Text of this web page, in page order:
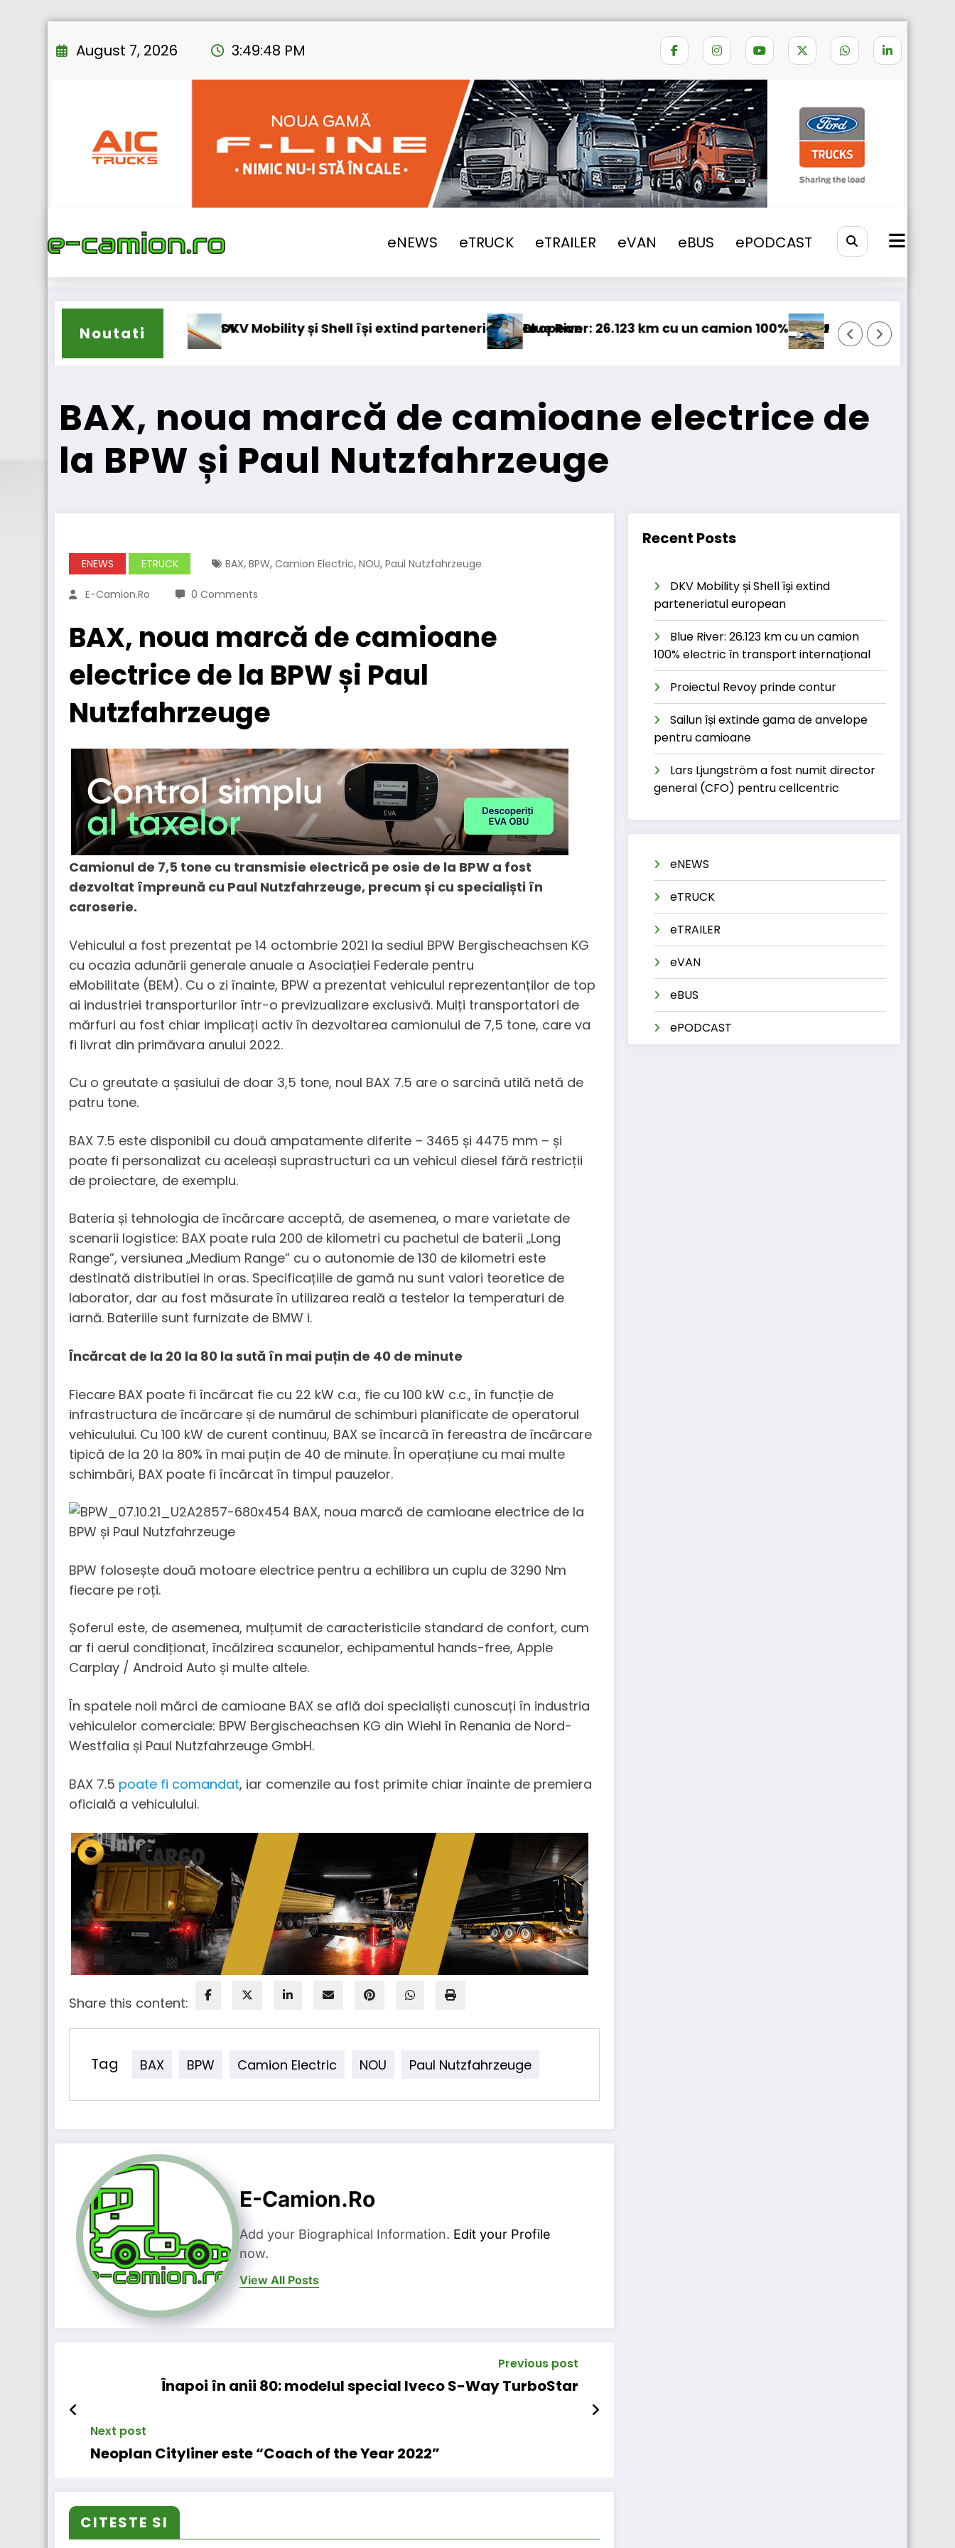
to
August 7, 2026 3:49:49 PM
eNEWS eTRUCK eTRAILER eVAN eBUS ePODCAST
BAX, noua marcă de camioane electrice de la BPW și Paul Nutzfahrzeuge
Noutati
DKV Mobility și Shell își extind parteneriatul europeanBlue River: 26.123 km cu un camion 100% electric în transport internațional
Proiectul Revoy prinde contur Sailun își
BAX, noua marcă de camioane electrice de
la BPW și Paul Nutzfahrzeuge
ENEWS ETRUCK BAX, BPW, Camion Electric, NOU, Paul Nutzfahrzeuge
E-Camion.ro 0 Comments
BAX, noua marcă de camioane
electrice de la BPW și Paul
Nutzfahrzeuge
Camionul de 7,5 tone cu transmisie electrică pe osie de la BPW a fost
dezvoltat împreună cu Paul Nutzfahrzeuge, precum și cu specialiști în
caroserie.
Vehiculul a fost prezentat pe 14 octombrie 2021 la sediul BPW Bergischeachsen KG
cu ocazia adunării generale anuale a Asociației Federale pentru
eMobilitate (BEM). Cu o zi înainte, BPW a prezentat vehiculul reprezentanților de top
ai industriei transporturilor într-o previzualizare exclusivă. Mulți transportatori de
mărfuri au fost chiar implicați activ în dezvoltarea camionului de 7,5 tone, care va
fi livrat din primăvara anului 2022.
Cu o greutate a șasiului de doar 3,5 tone, noul BAX 7.5 are o sarcină utilă netă de
patru tone.
BAX 7.5 este disponibil cu două ampatamente diferite – 3465 și 4475 mm – și
poate fi personalizat cu aceleași suprastructuri ca un vehicul diesel fără restricții
de proiectare, de exemplu.
Bateria și tehnologia de încărcare acceptă, de asemenea, o mare varietate de
scenarii logistice: BAX poate rula 200 de kilometri cu pachetul de baterii „Long
Range”, versiunea „Medium Range” cu o autonomie de 130 de kilometri este
destinată distributiei in oras. Specificațiile de gamă nu sunt valori teoretice de
laborator, dar au fost măsurate în utilizarea reală a testelor la temperaturi de
iarnă. Bateriile sunt furnizate de BMW i.
Încărcat de la 20 la 80 la sută în mai puțin de 40 de minute
Fiecare BAX poate fi încărcat fie cu 22 kW c.a., fie cu 100 kW c.c., în funcție de
infrastructura de încărcare și de numărul de schimburi planificate de operatorul
vehiculului. Cu 100 kW de curent continuu, BAX se încarcă în fereastra de încărcare
tipică de la 20 la 80% în mai puțin de 40 de minute. În operațiune cu mai multe
schimbări, BAX poate fi încărcat în timpul pauzelor.
BPW folosește două motoare electrice pentru a echilibra un cuplu de 3290 Nm
fiecare pe roți.
Șoferul este, de asemenea, mulțumit de caracteristicile standard de confort, cum
ar fi aerul condiționat, încălzirea scaunelor, echipamentul hands-free, Apple
Carplay / Android Auto și multe altele.
În spatele noii mărci de camioane BAX se află doi specialiști cunoscuți în industria
vehiculelor comerciale: BPW Bergischeachsen KG din Wiehl în Renania de Nord-
Westfalia și Paul Nutzfahrzeuge GmbH.
BAX 7.5 poate fi comandat, iar comenzile au fost primite chiar înainte de premiera
oficială a vehiculului.
Share this content:
Tag BAX BPW Camion Electric NOU Paul Nutzfahrzeuge
E-Camion.ro
Add your Biographical Information. Edit your Profile
now.
View All Posts
Previous post
Înapoi în anii 80: modelul special Iveco S-Way TurboStar
Next post
Neoplan Cityliner este “Coach of the Year 2022”
CITESTE SI
Recent Posts
DKV Mobility și Shell își extind
parteneriatul european
Blue River: 26.123 km cu un camion
100% electric în transport internațional
Proiectul Revoy prinde contur
Sailun își extinde gama de anvelope
pentru camioane
Lars Ljungström a fost numit director
general (CFO) pentru cellcentric
eNEWS
eTRUCK
eTRAILER
eVAN
eBUS
ePODCAST